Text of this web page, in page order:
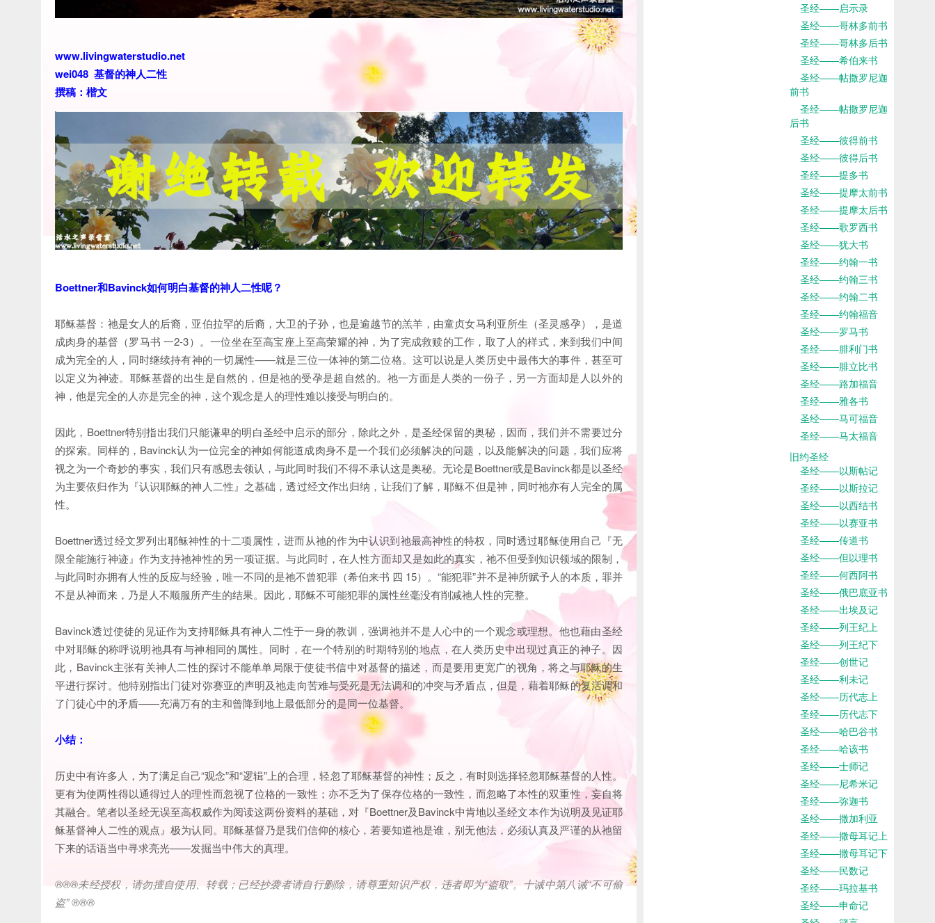
www.livingwaterstudio.net
wei048 基督的神人二性
撰稿：楷文
Boettner和Bavinck如何明白基督的神人二性呢？
耶稣基督：祂是女人的后裔，亚伯拉罕的后裔，大卫的子孙，也是逾越节的羔羊，由童贞女马利亚所生（圣灵感孕），是道
成肉身的基督（罗马书 一2-3）。一位坐在至高宝座上至高荣耀的神，为了完成救赎的工作，取了人的样式，来到我们中间
成为完全的人，同时继续持有神的一切属性——就是三位一体神的第二位格。这可以说是人类历史中最伟大的事件，甚至可
以定义为神迹。耶稣基督的出生是自然的，但是祂的受孕是超自然的。祂一方面是人类的一份子，另一方面却是人以外的
神，他是完全的人亦是完全的神，这个观念是人的理性难以接受与明白的。
因此，Boettner特别指出我们只能谦卑的明白圣经中启示的部分，除此之外，是圣经保留的奥秘，因而，我们并不需要过分
的探索。同样的，Bavinck认为一位完全的神如何能道成肉身不是一个我们必须解决的问题，以及能解决的问题，我们应将
视之为一个奇妙的事实，我们只有感恩去领认，与此同时我们不得不承认这是奥秘。无论是Boettner或是Bavinck都是以圣经
为主要依归作为『认识耶稣的神人二性』之基础，透过经文作出归纳，让我们了解，耶稣不但是神，同时祂亦有人完全的属
性。
Boettner透过经文罗列出耶稣神性的十二项属性，进而从祂的作为中认识到祂最高神性的特权，同时透过耶稣使用自己『无
限全能施行神迹』作为支持祂神性的另一项证据。与此同时，在人性方面却又是如此的真实，祂不但受到知识领域的限制，
与此同时亦拥有人性的反应与经验，唯一不同的是祂不曾犯罪（希伯来书 四 15）。“能犯罪”并不是神所赋予人的本质，罪并
不是从神而来，乃是人不顺服所产生的结果。因此，耶稣不可能犯罪的属性丝毫没有削减祂人性的完整。
Bavinck透过使徒的见证作为支持耶稣具有神人二性于一身的教训，强调祂并不是人心中的一个观念或理想。他也藉由圣经
中对耶稣的称呼说明祂具有与神相同的属性。同时，在一个特别的时期特别的地点，在人类历史中出现过真正的神子。因
此，Bavinck主张有关神人二性的探讨不能单单局限于使徒书信中对基督的描述，而是要用更宽广的视角，将之与耶稣的生
平进行探讨。他特别指出门徒对弥赛亚的声明及祂走向苦难与受死是无法调和的冲突与矛盾点，但是，藉着耶稣的复活调和
了门徒心中的矛盾——充满万有的主和曾降到地上最低部分的是同一位基督。
小结：
历史中有许多人，为了满足自己“观念”和“逻辑”上的合理，轻忽了耶稣基督的神性；反之，有时则选择轻忽耶稣基督的人性。
更有为使两性得以通得过人的理性而忽视了位格的一致性；亦不乏为了保存位格的一致性，而忽略了本性的双重性，妄自将
其融合。笔者以圣经无误至高权威作为阅读这两份资料的基础，对『Boettner及Bavinck中肯地以圣经文本作为说明及见证耶
稣基督神人二性的观点』极为认同。耶稣基督乃是我们信仰的核心，若要知道祂是谁，别无他法，必须认真及严谨的从祂留
下来的话语当中寻求亮光——发掘当中伟大的真理。
®®®未经授权，请勿擅自使用、转载；已经抄袭者请自行删除，请尊重知识产权，违者即为“盗取”。十诫中第八诫“不可偷
盗” ®®®
圣经——启示录
圣经——哥林多前书
圣经——哥林多后书
圣经——希伯来书
圣经——帖撒罗尼迦
前书
圣经——帖撒罗尼迦
后书
圣经——彼得前书
圣经——彼得后书
圣经——提多书
圣经——提摩太前书
圣经——提摩太后书
圣经——歌罗西书
圣经——犹大书
圣经——约翰一书
圣经——约翰三书
圣经——约翰二书
圣经——约翰福音
圣经——罗马书
圣经——腓利门书
圣经——腓立比书
圣经——路加福音
圣经——雅各书
圣经——马可福音
圣经——马太福音
旧约圣经
圣经——以斯帖记
圣经——以斯拉记
圣经——以西结书
圣经——以赛亚书
圣经——传道书
圣经——但以理书
圣经——何西阿书
圣经——俄巴底亚书
圣经——出埃及记
圣经——列王纪上
圣经——列王纪下
圣经——创世记
圣经——利未记
圣经——历代志上
圣经——历代志下
圣经——哈巴谷书
圣经——哈该书
圣经——士师记
圣经——尼希米记
圣经——弥迦书
圣经——撒加利亚
圣经——撒母耳记上
圣经——撒母耳记下
圣经——民数记
圣经——玛拉基书
圣经——申命记